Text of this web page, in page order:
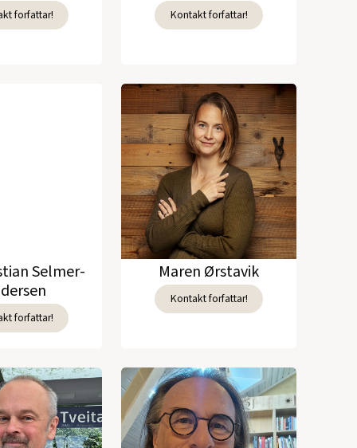
Alfaker, irakisk poet, sammen
kjærlighetsdikt)(1993)
fra -83/-87/-91/-92)(1993)
for dokker/skuespillere)(1993)
(1991)
som er originaloversatt) 1989
sammen med Paal Helge Haugen)
forfattar! Kontakt forfattar!
Selmer-
forfattar!
Maren Ørstavik
Kontakt forfattar!